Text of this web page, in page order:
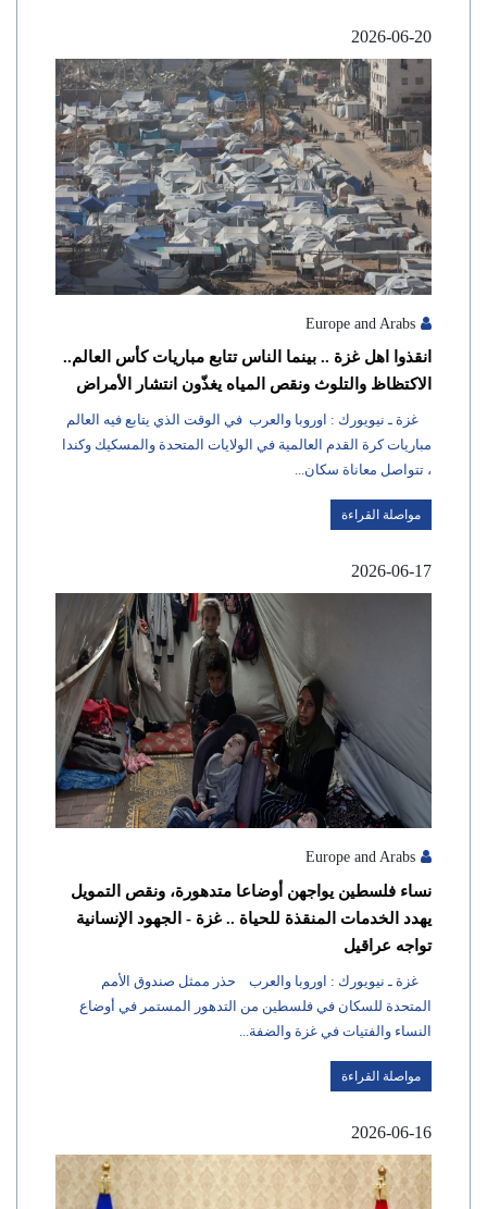
2026-06-20
Europe and Arabs
انقذوا اهل غزة .. بينما الناس تتابع مباريات كأس العالم..
الاكتظاظ والتلوث ونقص المياه يغذّون انتشار الأمراض
غزة ـ نيويورك : اوروبا والعرب في الوقت الذي يتابع فيه العالم
مباريات كرة القدم العالمية في الولايات المتحدة والمسكيك وكندا
، تتواصل معاناة سكان...
مواصلة القراءة
2026-06-17
Europe and Arabs
نساء فلسطين يواجهن أوضاعا متدهورة، ونقص التمويل
يهدد الخدمات المنقذة للحياة .. غزة - الجهود الإنسانية
تواجه عراقيل
غزة ـ نيويورك : اوروبا والعرب حذر ممثل صندوق الأمم
المتحدة للسكان في فلسطين من التدهور المستمر في أوضاع
النساء والفتيات في غزة والضفة...
مواصلة القراءة
2026-06-16